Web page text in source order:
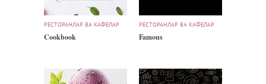
РЕСТОРАНЛАР ВА КАФЕЛАР
Cookbook
РЕСТОРАНЛАР ВА КАФЕЛАР
Famous